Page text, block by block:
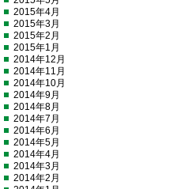
2015年4月
2015年3月
2015年2月
2015年1月
2014年12月
2014年11月
2014年10月
2014年9月
2014年8月
2014年7月
2014年6月
2014年5月
2014年4月
2014年3月
2014年2月